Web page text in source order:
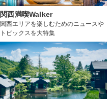
関西満喫Walker
関西エリアを楽しむためのニュースや
トピックスを大特集